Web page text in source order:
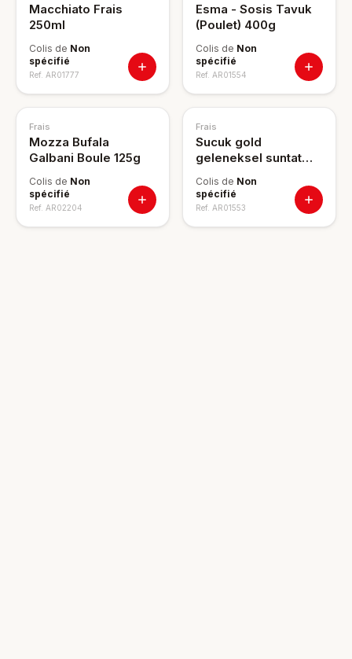
Macchiato Frais
250ml
Colis de Non
spécifié
Ref. AR01777
Esma - Sosis Tavuk
(Poulet) 400g
Colis de Non
spécifié
Ref. AR01554
Frais
Mozza Bufala
Galbani Boule 125g
Colis de Non
spécifié
Ref. AR02204
Frais
Sucuk gold
geleneksel suntat
Colis de Non
spécifié
Ref. AR01553